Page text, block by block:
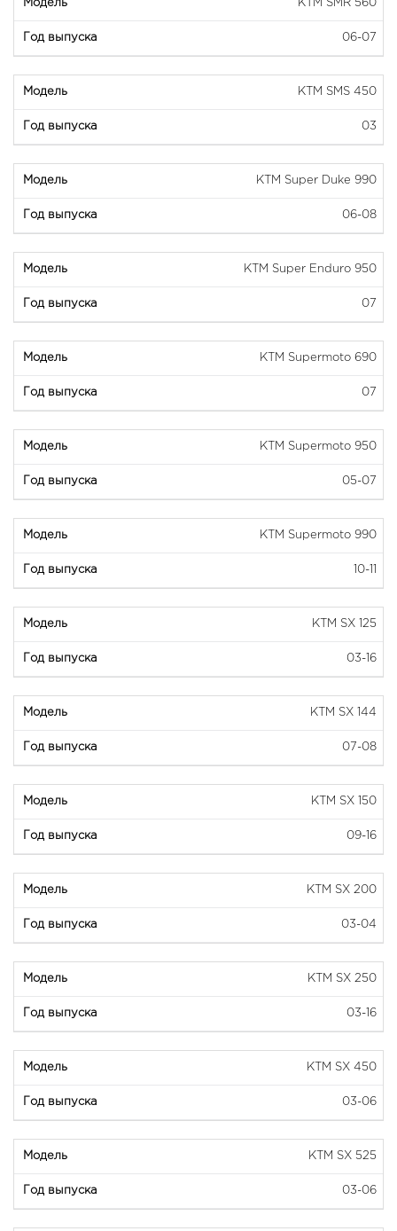
KTM SMR 560
06-07
KTM SMS 450
03
KTM Super Duke 990
06-08
KTM Super Enduro 950
07
KTM Supermoto 690
07
KTM Supermoto 950
05-07
KTM Supermoto 990
10-11
KTM SX 125
03-16
KTM SX 144
07-08
KTM SX 150
09-16
KTM SX 200
03-04
KTM SX 250
03-16
KTM SX 450
03-06
KTM SX 525
03-06